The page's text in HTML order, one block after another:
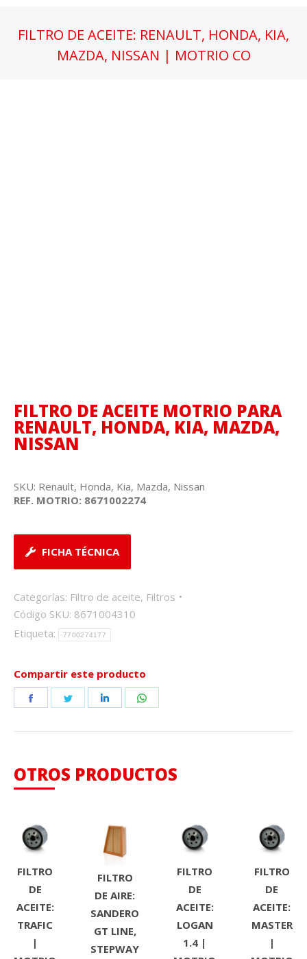
FILTRO DE ACEITE: RENAULT, HONDA, KIA,
MAZDA, NISSAN | MOTRIO CO
FILTRO DE ACEITE MOTRIO PARA
RENAULT, HONDA, KIA, MAZDA,
NISSAN
SKU: Renault, Honda, Kia, Mazda, Nissan
REF. MOTRIO: 8671002274
FICHA TÉCNICA
Categorías: Filtro de aceite, Filtros
Código SKU: 8671004310
Etiqueta:
7700274177
Compartir este producto
Share
Share
Share
OTROS PRODUCTOS
FILTRO
DE
ACEITE:
TRAFIC
|
FILTRO
DE AIRE:
SANDERO
GT LINE,
STEPWAY
FILTRO
DE
ACEITE:
LOGAN
1.4 |
FILTRO
DE
ACEITE:
MASTER
|